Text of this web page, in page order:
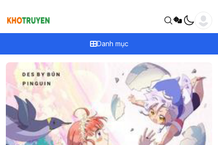
Danh mục